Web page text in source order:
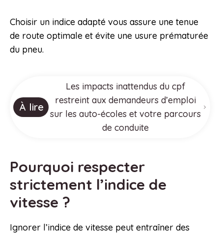
Choisir un indice adapté vous assure une tenue
de route optimale et évite une usure prématurée
du pneu.
À lire
Les impacts inattendus du cpf
restreint aux demandeurs d’emploi
sur les auto-écoles et votre parcours
de conduite
Pourquoi respecter
strictement l’indice de
vitesse ?
Ignorer l’indice de vitesse peut entraîner des